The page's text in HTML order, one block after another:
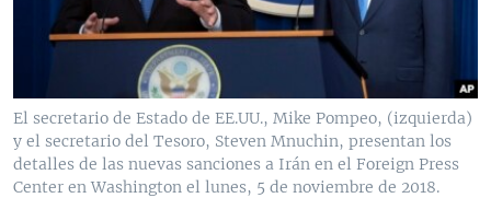
VENEZUELA
NICARAGUA
ECONOMÍA
ENTRETENIMIENTO Y CULTURA
TECNOLOGÍA
DEPORTES
CIENCIA Y SALUD
MULTIMEDIA
FOTOGRAFÍA
AUDIOS
EL MUNDO AL DÍA
FORO INTERAMERICANO
RADIO
AVANCE INFORMATIVO
AUDIONOTICIAS
DIRECT
DOCUMENTALES DE LA VOA
El secretario de Estado de EE.UU., Mike Pompeo, (izquierda)
y el secretario del Tesoro, Steven Mnuchin, presentan los
detalles de las nuevas sanciones a Irán en el Foreign Press
Center en Washington el lunes, 5 de noviembre de 2018.